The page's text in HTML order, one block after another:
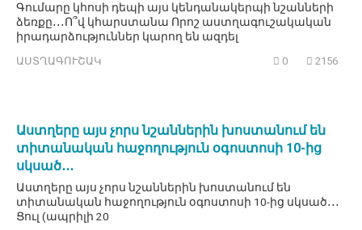
Գումարը կհոսի դեպի այս կենդանակերպի նշանների
ձեռքը․․․Ո՞վ կհարստանա Որոշ աստղագուշակական
իրադարձություններ կարող են ազդել
ԱՍՏՂԱԳՈՒՇԱԿ 0 2156
Աստղերը այս չորս նշաններին խոստանում են
տիտանական հաջողություն օգոստոսի 10-ից
սկսած․․․
Աստղերը այս չորս նշաններին խոստանում են
տիտանական հաջողություն օգոստոսի 10-ից սկսած․․․
Ցուլ (ապրիլի 20